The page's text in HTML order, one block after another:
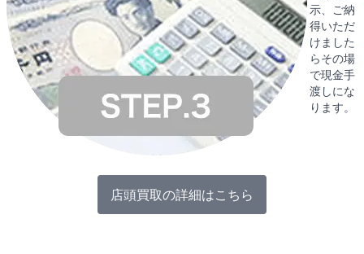
示、ご納
得いただ
けました
らその場
で現金手
渡しにな
ります。
店頭買取の詳細はこちら